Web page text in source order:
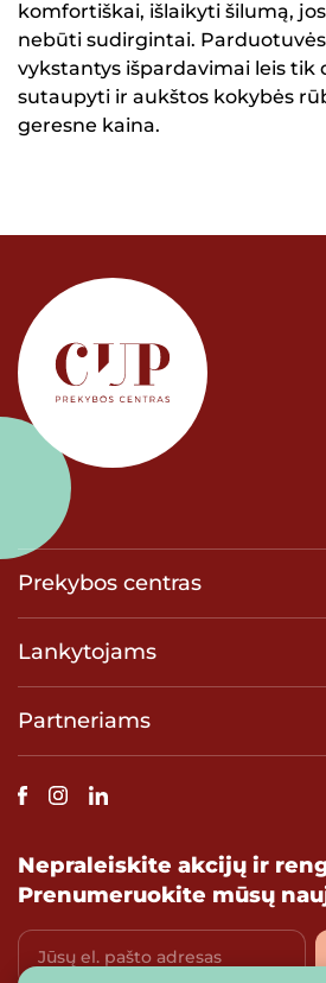
komfortiškai, išlaikyti šilumą,
nebūti sudirgintai.
vykstantys išpardavimai leis tik
sutaupyti ir aukštos kokybės
geresne kaina.
Prekybos centras
Lankytojams
Partneriams
Nepraleiskite akcijų ir
Prenumeruokite mūsų
Jūsų el. pašto adresas